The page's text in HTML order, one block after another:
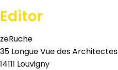
Editor
zeRuche
35 Longue Vue des Architectes
14111 Louvigny